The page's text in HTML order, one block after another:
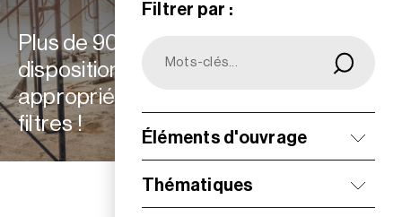
Filtrer par :
Éléments d'ouvrage
Thématiques
Plus de 900 ressources à votre
disposition : choisissez les plus
appropriées à vos besoins grâce aux
filtres !